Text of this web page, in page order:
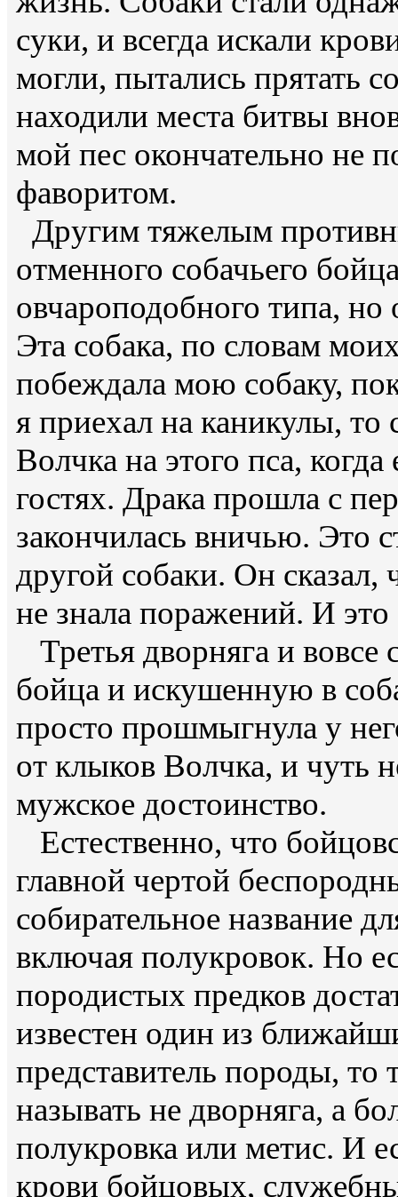
суки, и всегда искали
могли, пытались прятать
находили места битвы
мой пес окончательно не
фаворитом.
Другим тяжелым
отменного собачьего
овчароподобного типа, но
Эта собака, по словам
побеждала мою собаку,
я приехал на каникулы, то
Волчка на этого пса,
гостях. Драка прошла с
закончилась вничью. Это
другой собаки. Он сказал,
не знала поражений. И это
Третья дворняга и
бойца и искушенную в
просто прошмыгнула у
от клыков Волчка, и чуть
мужское достоинство.
Естественно, что
главной чертой
собирательное название
включая полукровок. Но
породистых предков
известен один из
представитель породы,
называть не дворняга, а
полукровка или метис. И
крови бойцовых,